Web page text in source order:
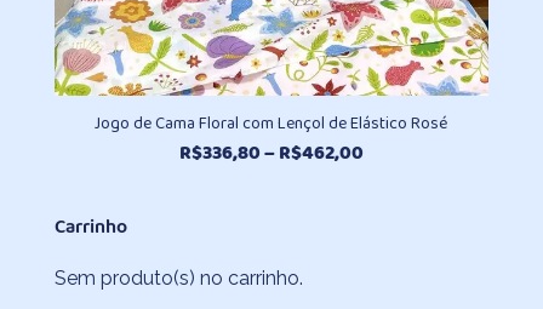
Jogo de Cama Floral com Lençol de Elástico Rosé
R$336,80–R$462,00Faixa
Carrinho
Sem produto(s) no carrinho.